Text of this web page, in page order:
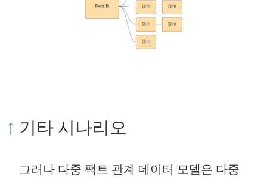
기타 시나리오
그러나 다중 팩트 관계 데이터 모델은 다중